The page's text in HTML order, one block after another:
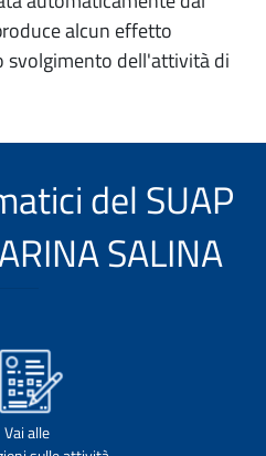
alcun effetto
dell'attività di
del SUAP
SALINA
Vai alle